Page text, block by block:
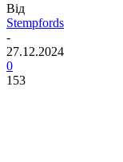
Від
Stempfords
-
27.12.2024
0
153